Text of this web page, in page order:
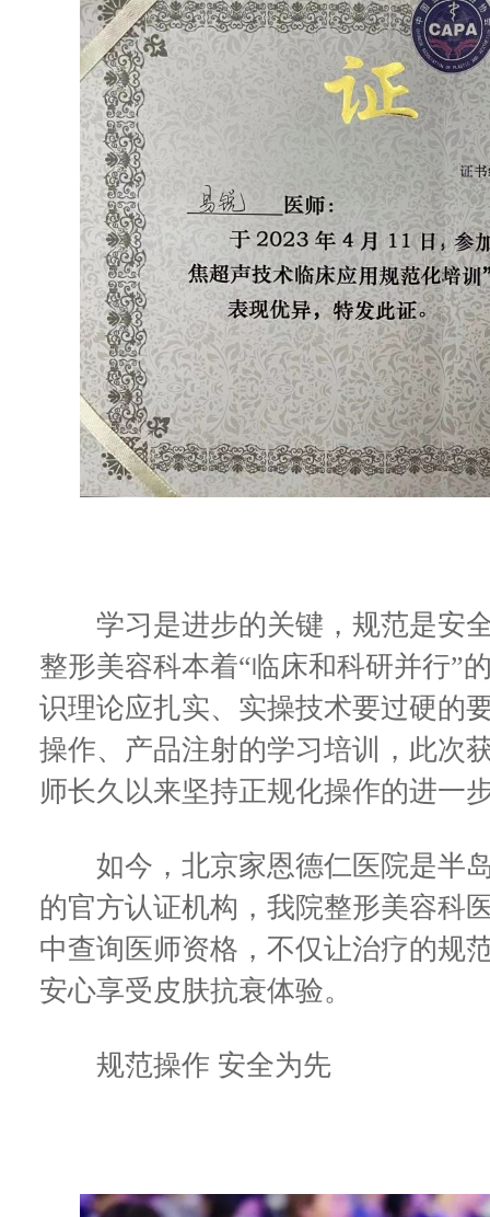
学习是进步的关键，规范是安
整形美容科本着“临床和科研并行”
识理论应扎实、实操技术要过硬的
操作、产品注射的学习培训，此次
师长久以来坚持正规化操作的进一
如今，北京家恩德仁医院是半
的官方认证机构，我院整形美容科
中查询医师资格，不仅让治疗的规
安心享受皮肤抗衰体验。
规范操作 安全为先